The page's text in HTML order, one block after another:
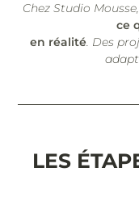
Chez Studio
ce
en réalité. Des
LES